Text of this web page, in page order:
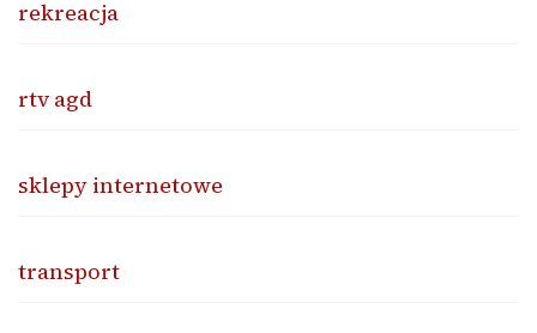
rekreacja
rtv agd
sklepy internetowe
transport